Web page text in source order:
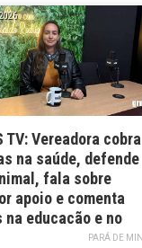
TV: Vereadora cobra
na saúde, defende
fala sobre
apoio e comenta
na educação e no
PARÁ DE